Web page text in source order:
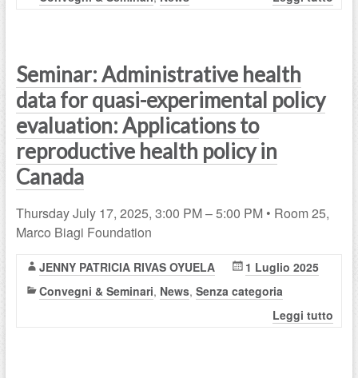
Seminar: Administrative health
data for quasi-experimental policy
evaluation: Applications to
reproductive health policy in
Canada
Thursday July 17, 2025, 3:00 PM – 5:00 PM • Room 25,
Marco Biagi Foundation
JENNY PATRICIA RIVAS OYUELA
1 Luglio 2025
Convegni & Seminari, News, Senza categoria
Leggi tutto